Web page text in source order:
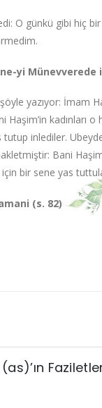
O günkü gibi hiç
yi Münevverede
yazıyor: İmam
Haşim’in kadınları o
inlediler.
Bani
bir sene yas
(s. 82)